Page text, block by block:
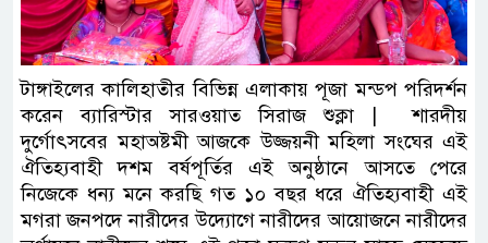
টাঙ্গাইলের কালিহাতীর বিভিন্ন এলাকায় পূজা মন্ডপ পরিদর্শন
করেনব্যারিস্টার সারওয়াত সিরাজ শুক্লা |
শারদীয়
দুর্গোৎসবের মহাঅষ্টমী আজকে উজ্জয়নী মহিলা সংঘের এই
ঐতিহ্যবাহী দশম বর্ষপূর্তির এই অনুষ্ঠানে আসতে পেরে
নিজেকে ধন্য মনে করছি গত ১০ বছর ধরে ঐতিহ্যবাহী এই
মগরা জনপদে নারীদের উদ্যোগে নারীদের আয়োজনে নারীদের